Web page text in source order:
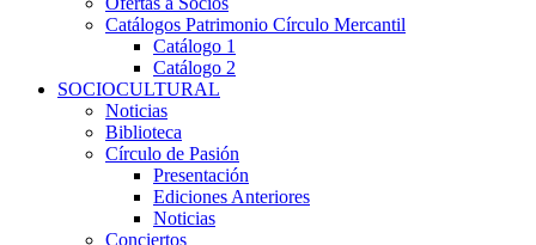
Catálogos Patrimonio Círculo Mercantil
Catálogo 1
Catálogo 2
SOCIOCULTURAL
Noticias
Biblioteca
Círculo de Pasión
Presentación
Ediciones Anteriores
Noticias
Conciertos